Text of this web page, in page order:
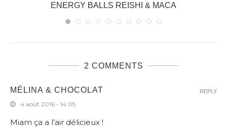
ENERGY BALLS REISHI & MACA
2 COMMENTS
MÉLINA & CHOCOLAT
4 août 2016 - 14:05
Miam ça a l’air délicieux !
REPLY